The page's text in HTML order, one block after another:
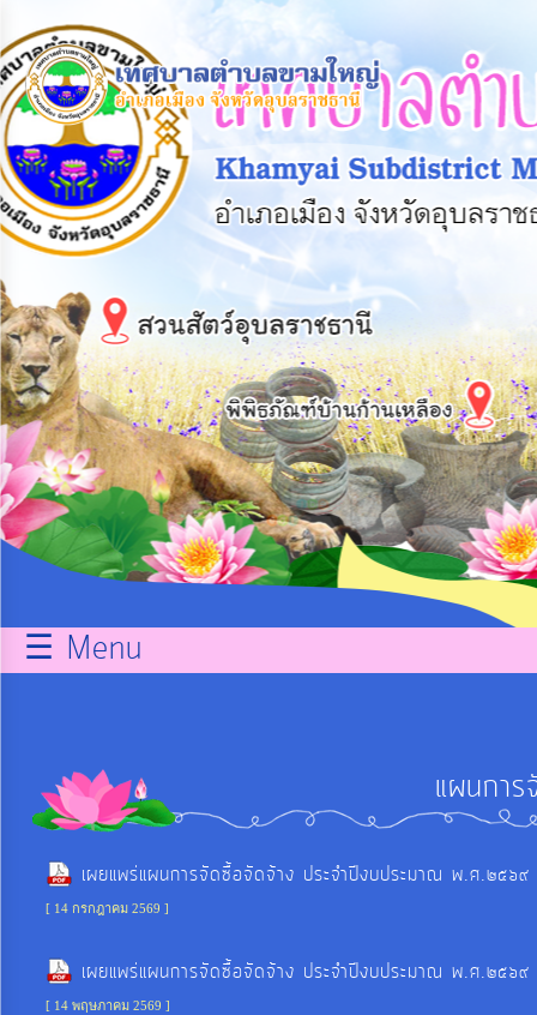
หน้า
หลัก
ข้อมูล
พื้น
ฐาน
บุคลากร
แผน
ยุทธศาสตร์
ข่าวสาร
กิจการ
ITA
e-
Service
Q&A
☰ Menu
แผนกา
เผยแพร่แผนการจัดซื้อจัดจ้าง ประจำปีงบประมาณ พ.ศ.๒๕๖๙
[ 14 กรกฎาคม 2569 ]
เผยแพร่แผนการจัดซื้อจัดจ้าง ประจำปีงบประมาณ พ.ศ.๒๕๖๙
[ 14 พฤษภาคม 2569 ]